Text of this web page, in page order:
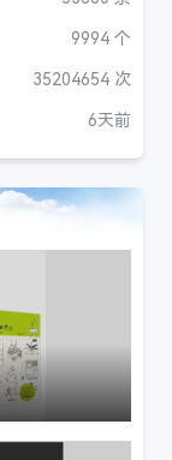
9994 个
35204654 次
6天前